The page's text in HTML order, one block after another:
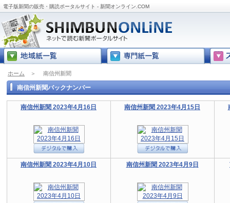
電子版新聞の販売・購読ポータルサイト - 新聞オンライン.COM
ホーム ＞ 南信州新聞
南信州新聞バックナンバー
南信州新聞 2023年4月16日 南信州新聞 2023年4月15日
南信州新聞 2023年4月10日 南信州新聞 2023年4月9日